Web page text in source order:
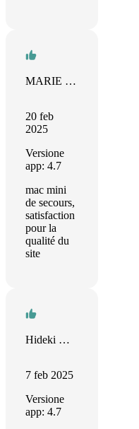
MARIE BLAEVOET
20 feb
2025
Versione
app: 4.7
mac mini
de secours,
satisfaction
pour la
qualité du
site
Hideki Mori
7 feb 2025
Versione
app: 4.7